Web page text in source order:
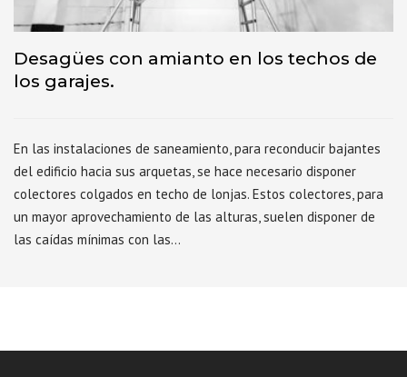
Desagües con amianto en los techos de
los garajes.
En las instalaciones de saneamiento, para reconducir bajantes
del edificio hacia sus arquetas, se hace necesario disponer
colectores colgados en techo de lonjas. Estos colectores, para
un mayor aprovechamiento de las alturas, suelen disponer de
las caídas mínimas con las…